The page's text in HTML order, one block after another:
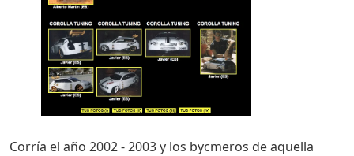
Corría el año 2002 - 2003 y los bycmeros de aquella